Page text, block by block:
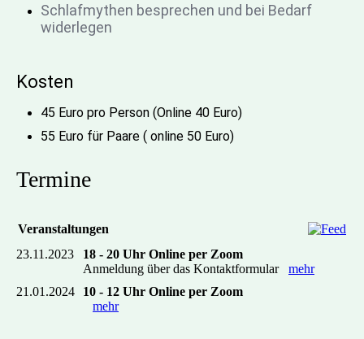
Schlafmythen besprechen und bei Bedarf
widerlegen
Kosten
45 Euro pro Person (Online 40 Euro)
55 Euro für Paare ( online 50 Euro)
Termine
Veranstaltungen
23.11.2023
18 - 20 Uhr Online per Zoom
Anmeldung über das Kontaktformular mehr
21.01.2024
10 - 12 Uhr Online per Zoom
mehr